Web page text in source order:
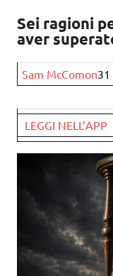
Sei ragioni
aver
Sam McComon
LEGGI NELL’APP